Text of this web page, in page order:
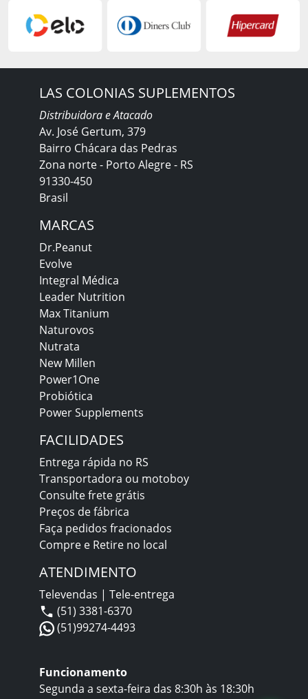
LAS COLONIAS SUPLEMENTOS
Distribuidora e Atacado
Av. José Gertum, 379
Bairro Chácara das Pedras
Zona norte - Porto Alegre - RS
91330-450
Brasil
MARCAS
Dr.Peanut
Evolve
Integral Médica
Leader Nutrition
Max Titanium
Naturovos
Nutrata
New Millen
Power1One
Probiótica
Power Supplements
FACILIDADES
Entrega rápida no RS
Transportadora ou motoboy
Consulte frete grátis
Preços de fábrica
Faça pedidos fracionados
Compre e Retire no local
ATENDIMENTO
Televendas | Tele-entrega
(51) 3381-6370
(51)99274-4493
Funcionamento
Segunda a sexta-feira das 8:30h às 18:30h